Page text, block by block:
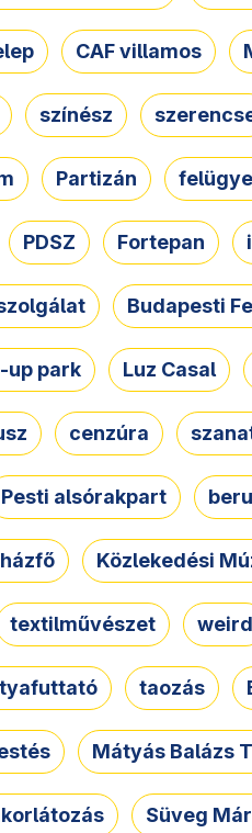
CAF villamos
színész
Partizán
PDSZ Fortepan
Budapesti
up park Luz Casal
cenzúra
Pesti alsórakpart
Közlekedési
textilművészet weird
taozás
Mátyás Balázs
Süveg